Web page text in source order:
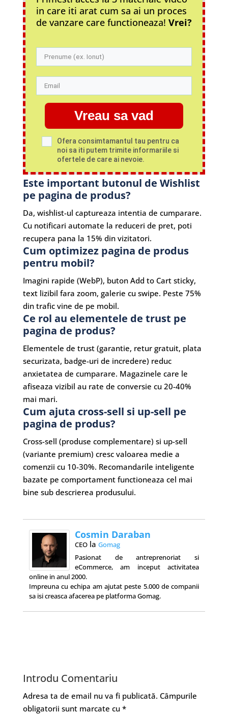
in care iti arat cum sa ai un proces
de vanzare care functioneaza! Vrei?
Vreau sa vad
Ofera consimtamantul tau pentru ca
noi sa iti putem trimite informariile si
ofertele de care ai nevoie.
Este important butonul de Wishlist
pe pagina de produs?
Da, wishlist-ul captureaza intentia de cumparare.
Cu notificari automate la reduceri de pret, poti
recupera pana la 15% din vizitatori.
Cum optimizez pagina de produs
pentru mobil?
Imagini rapide (WebP), buton Add to Cart sticky,
text lizibil fara zoom, galerie cu swipe. Peste 75%
din trafic vine de pe mobil.
Ce rol au elementele de trust pe
pagina de produs?
Elementele de trust (garantie, retur gratuit, plata
securizata, badge-uri de incredere) reduc
anxietatea de cumparare. Magazinele care le
afiseaza vizibil au rate de conversie cu 20-40%
mai mari.
Cum ajuta cross-sell si up-sell pe
pagina de produs?
Cross-sell (produse complementare) si up-sell
(variante premium) cresc valoarea medie a
comenzii cu 10-30%. Recomandarile inteligente
bazate pe comportament functioneaza cel mai
bine sub descrierea produsului.
Cosmin Daraban
CEOla Gomag
Pasionat de antreprenoriat si
eCommerce, am inceput activitatea
online in anul 2000.
Impreuna cu echipa am ajutat peste 5.000 de companii
sa isi creasca afacerea pe platforma Gomag.
Introdu Comentariu
Adresa ta de email nu va fi publicată. Câmpurile
obligatorii sunt marcate cu *